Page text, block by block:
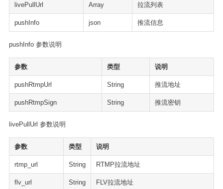
livePullUrl Array 拉流列表
pushInfo json 推流信息
pushInfo 参数说明
参数 类型 说明
pushRtmpUrl String 推流地址
pushRtmpSign String 推流密钥
livePullUrl 参数说明
参数 类型 说明
rtmp_url String RTMP拉流地址
flv_url String FLV拉流地址